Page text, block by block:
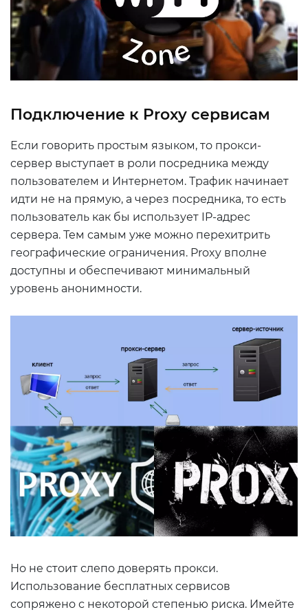
Подключение к Proxy сервисам
Если говорить простым языком, то прокси-
сервер выступает в роли посредника между
пользователем и Интернетом. Трафик начинает
идти не на прямую, а через посредника, то есть
пользователь как бы использует IP-адрес
сервера. Тем самым уже можно перехитрить
географические ограничения. Proxy вполне
доступны и обеспечивают минимальный
уровень анонимности.
Но не стоит слепо доверять прокси.
Использование бесплатных сервисов
сопряжено с некоторой степенью риска. Имейте